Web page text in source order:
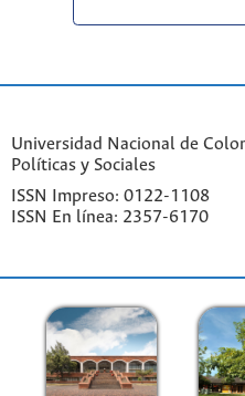
Universidad Nacional de
Políticas y Sociales
ISSN Impreso: 0122-1108
ISSN En línea: 2357-6170